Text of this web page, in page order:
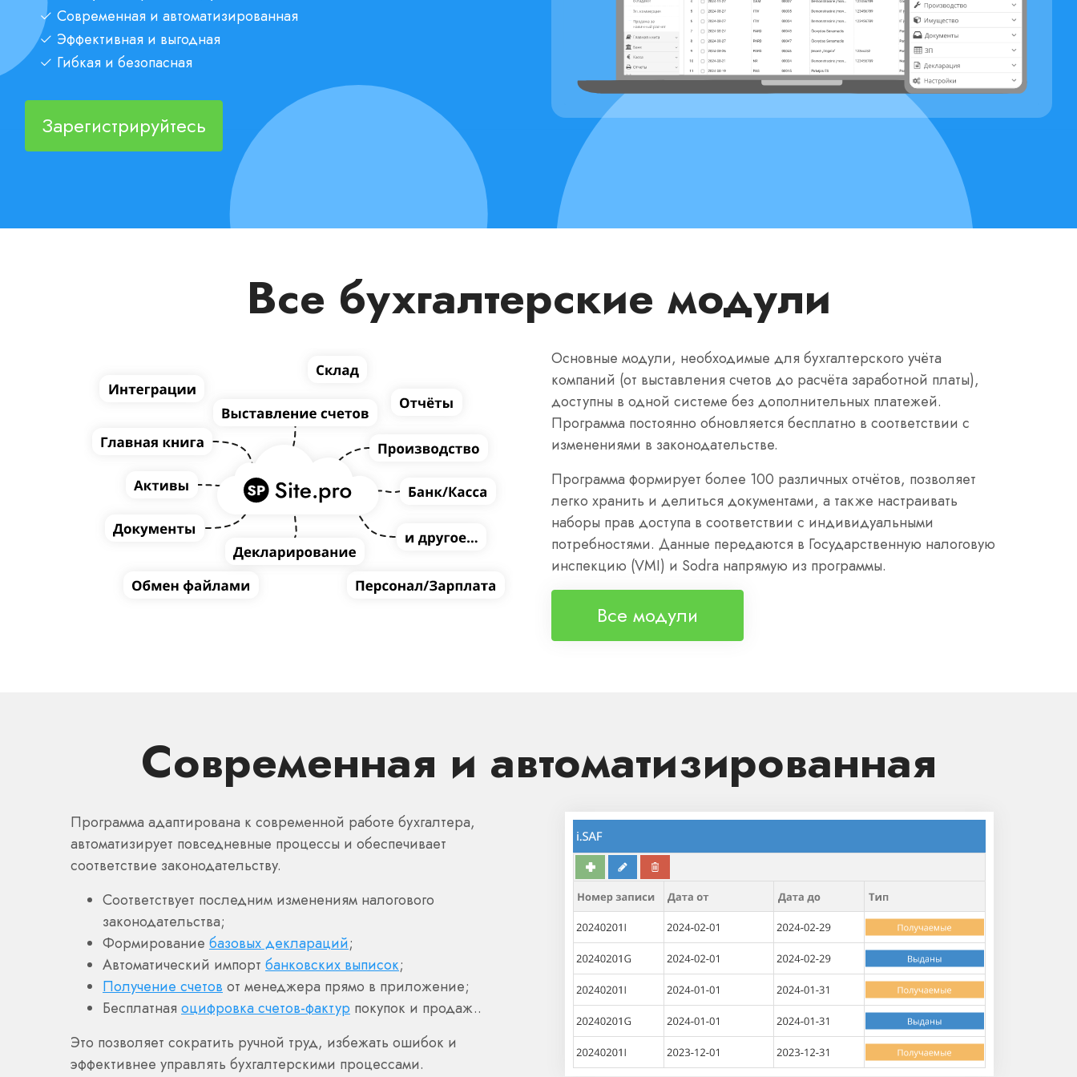
Современная и автоматизированная
Эффективная и выгодная
Гибкая и безопасная
Зарегистрируйтесь
Все бухгалтерские модули
Основные модули, необходимые для бухгалтерского учёта
компаний (от выставления счетов до расчёта заработной платы),
доступны в одной системе без дополнительных платежей.
Программа постоянно обновляется бесплатно в соответствии с
изменениями в законодательстве.
Программа формирует более 100 различных отчётов, позволяет
легко хранить и делиться документами, а также настраивать
наборы прав доступа в соответствии с индивидуальными
потребностями. Данные передаются в Государственную налоговую
инспекцию (VMI) и Sodra напрямую из программы.
Все модули
Современная и автоматизированная
Программа адаптирована к современной работе бухгалтера,
автоматизирует повседневные процессы и обеспечивает
соответствие законодательству.
Соответствует последним изменениям налогового
законодательства;
Формирование базовых деклараций;
Автоматический импорт банковских выписок;
Получение счетов от менеджера прямо в приложение;
Бесплатная оцифровка счетов-фактур покупок и продаж..
Это позволяет сократить ручной труд, избежать ошибок и
эффективнее управлять бухгалтерскими процессами.